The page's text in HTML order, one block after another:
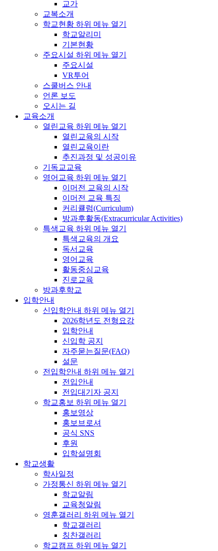
교가
교복소개
학교현황 하위 메뉴 열기
학교알리미
기본현황
주요시설 하위 메뉴 열기
주요시설
VR투어
스쿨버스 안내
언론 보도
오시는 길
교육소개
열린교육 하위 메뉴 열기
열린교육의 시작
열린교육이란
추진과정 및 성공이유
기독교교육
영어교육 하위 메뉴 열기
이머전 교육의 시작
이머전 교육 특징
커리큘럼(Curriculum)
방과후활동(Extracurricular Activities)
특색교육 하위 메뉴 열기
특색교육의 개요
독서교육
영어교육
활동중심교육
진로교육
방과후학교
입학안내
신입학안내 하위 메뉴 열기
2026학년도 전형요강
입학안내
신입학 공지
자주묻는질문(FAQ)
설문
전입학안내 하위 메뉴 열기
전입안내
전입대기자 공지
학교홍보 하위 메뉴 열기
홍보영상
홍보브로셔
공식 SNS
후원
입학설명회
학교생활
학사일정
가정통신 하위 메뉴 열기
학교알림
교육청알림
영훈갤러리 하위 메뉴 열기
학교갤러리
칭찬갤러리
학교캠프 하위 메뉴 열기